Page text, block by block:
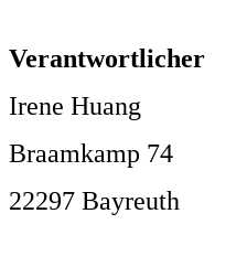
Verantwortlicher
Irene Huang
Braamkamp 74
22297 Bayreuth